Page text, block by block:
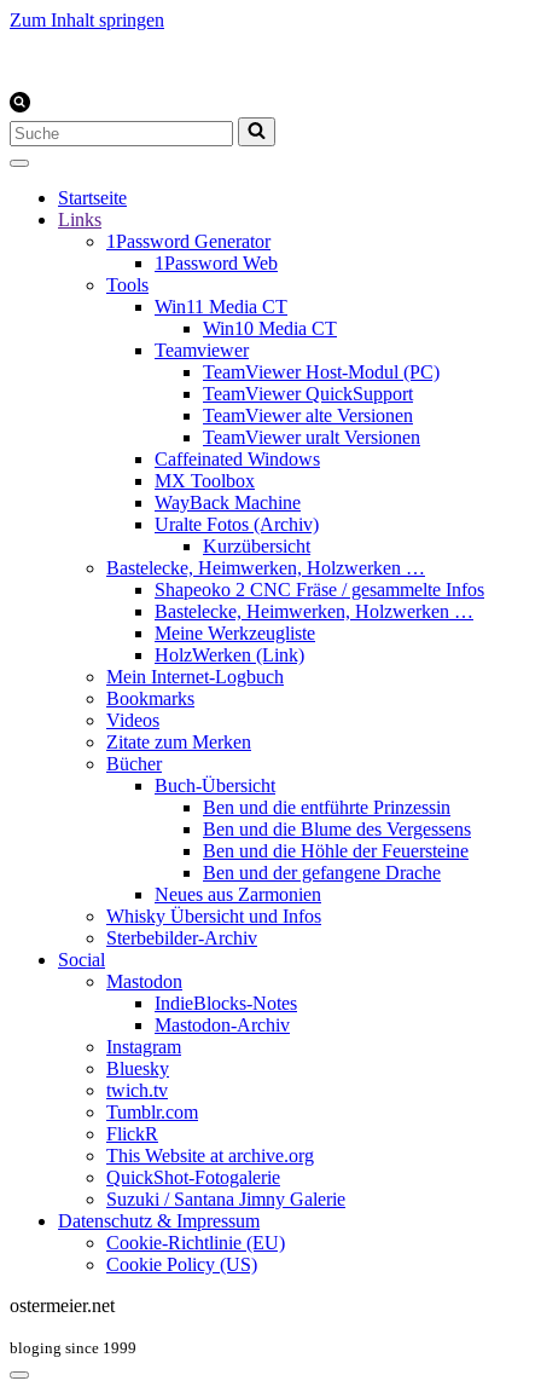
Zum Inhalt springen
Suchen
nach …
Startseite
Links
1Password Generator
1Password Web
Tools
Win11 Media CT
Win10 Media CT
Teamviewer
TeamViewer Host-Modul (PC)
TeamViewer QuickSupport
TeamViewer alte Versionen
TeamViewer uralt Versionen
Caffeinated Windows
MX Toolbox
WayBack Machine
Uralte Fotos (Archiv)
Kurzübersicht
Bastelecke, Heimwerken, Holzwerken …
Shapeoko 2 CNC Fräse / gesammelte Infos
Bastelecke, Heimwerken, Holzwerken …
Meine Werkzeugliste
HolzWerken (Link)
Mein Internet-Logbuch
Bookmarks
Videos
Zitate zum Merken
Bücher
Buch-Übersicht
Ben und die entführte Prinzessin
Ben und die Blume des Vergessens
Ben und die Höhle der Feuersteine
Ben und der gefangene Drache
Neues aus Zarmonien
Whisky Übersicht und Infos
Sterbebilder-Archiv
Social
Mastodon
IndieBlocks-Notes
Mastodon-Archiv
Instagram
Bluesky
twich.tv
Tumblr.com
FlickR
This Website at archive.org
QuickShot-Fotogalerie
Suzuki / Santana Jimny Galerie
Datenschutz & Impressum
Cookie-Richtlinie (EU)
Cookie Policy (US)
ostermeier.net
bloging since 1999